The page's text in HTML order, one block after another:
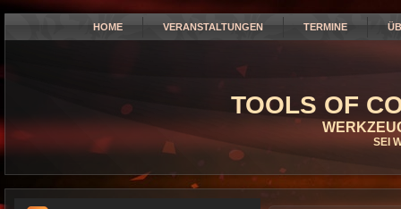
HOME VERANSTALTUNGEN TERMINE
TOOLS OF
SEI